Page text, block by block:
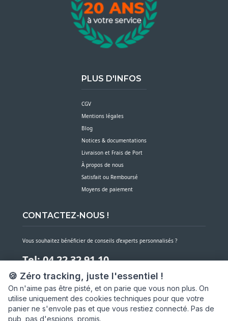
🍪 Zéro tracking, juste l'essentiel !
On n'aime pas être pisté, et on parie que vous non plus. On
utilise uniquement des cookies techniques pour que votre
panier ne s'envole pas et que vous restiez connecté. Pas de
pub, pas d'espions, promis.
PLUS D'INFOS
CGV
Mentions légales
Blog
Notices & documentations
Livraison et Frais de Port
À propos de nous
Satisfait ou Remboursé
Moyens de paiement
CONTACTEZ-NOUS !
Vous souhaitez bénéficier de conseils d’experts personnalisés ?
Tel: 04 22 32 91 10
Notre service client est à votre écoute du lundi au vendredi de 7h30 à 16h
NOUS CONTACTER PAR MESSAGE